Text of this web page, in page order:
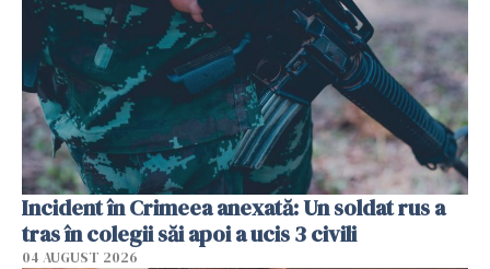
Incident în Crimeea anexată: Un soldat rus a
tras în colegii săi apoi a ucis 3 civili
04 AUGUST 2026